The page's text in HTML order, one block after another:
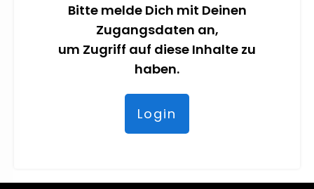
Bitte melde Dich mit Deinen
Zugangsdaten an,
um Zugriff auf diese Inhalte zu
haben.
Login